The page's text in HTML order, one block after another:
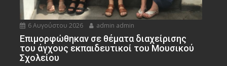
6 Αυγούστου 2026 admin admin
Eπιμορφώθηκαν σε θέματα διαχείρισης
του άγχους εκπαιδευτικοί του Μουσικού
Σχολείου